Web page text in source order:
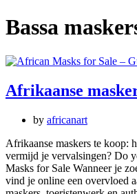
Bassa
Afrikaanse
by africanart
Afrikaanse maskers te koop:
vermijd je vervalsingen? Do
Masks for Sale Wanneer je
vind je online een overvloed